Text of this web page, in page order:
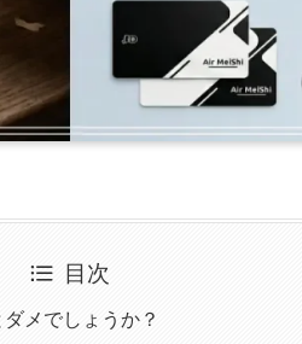
目次
メでしょうか？